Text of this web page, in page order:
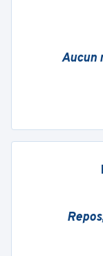
Aucun